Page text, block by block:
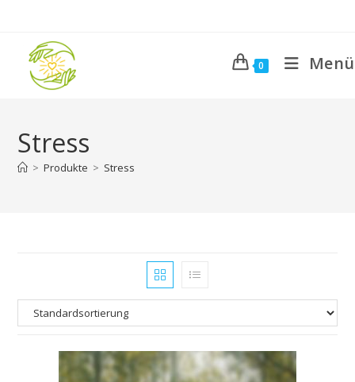
springen
0 Menü
Stress
> Produkte > Stress